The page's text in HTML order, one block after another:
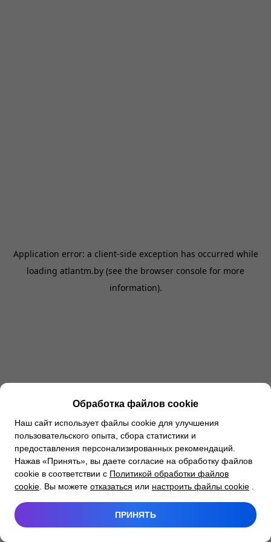
Application error: a client-side exception has occurred while
loading atlantm.by (see the browser console for more
information).
Обработка файлов cookie
Наш сайт использует файлы cookie для улучшения
пользовательского опыта, сбора статистики и
предоставления персонализированных рекомендаций.
Нажав «Принять», вы даете согласие на обработку файлов
cookie в соответствии с Политикой обработки файлов
cookie . Вы можете отказаться или настроить файлы cookie
ПРИНЯТЬ